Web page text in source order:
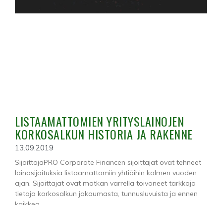
LISTAAMATTOMIEN YRITYSLAINOJEN
KORKOSALKUN HISTORIA JA RAKENNE
13.09.2019
SijoittajaPRO Corporate Financen sijoittajat ovat tehneet
lainasijoituksia listaamattomiin yhtiöihin kolmen vuoden
ajan. Sijoittajat ovat matkan varrella toivoneet tarkkoja
tietoja korkosalkun jakaumasta, tunnusluvuista ja ennen